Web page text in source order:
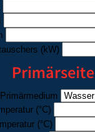
(kW)
Primärseite
Primärmedium
(°C)
(°C)